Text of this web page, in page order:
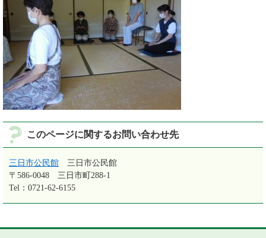
このページに関するお問い合わせ先
三日市公民館
三日市公民館
〒586-0048
三日市町288-1
Tel：0721-62-6155